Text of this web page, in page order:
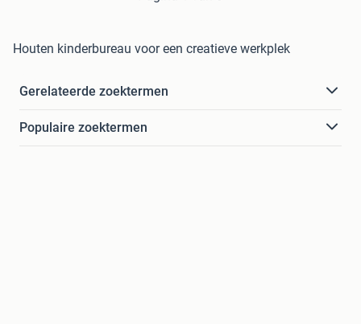
Houten kinderbureau voor een creatieve werkplek
Gerelateerde zoektermen
Populaire zoektermen